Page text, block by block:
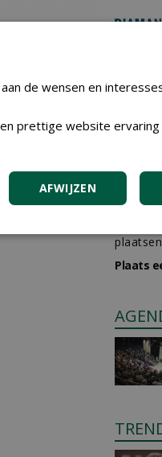
Plaats
de wensen en
prettige website ervaring
AFWIJZEN